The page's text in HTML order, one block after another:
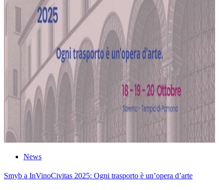
News
Smyb a InVinoCivitas 2025: Ogni trasporto è un’opera d’arte